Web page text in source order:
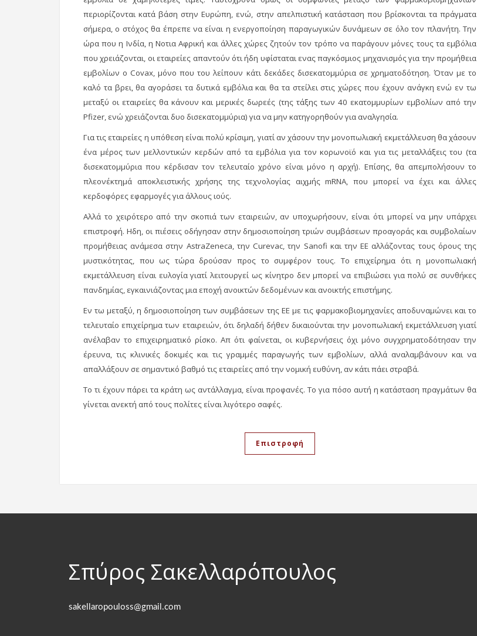
περιορίζονται κατά βάση στην Ευρώπη, ενώ, στην απελπιστική κατάσταση που βρίσκονται τα πράγματα
σήμερα, ο στόχος θα έπρεπε να είναι η ενεργοποίηση παραγωγικών δυνάμεων σε όλο τον πλανήτη. Την
ώρα που η Ινδία, η Νοτια Αφρική και άλλες χώρες ζητούν τον τρόπο να παράγουν μόνες τους τα εμβόλια
που χρειάζονται, οι εταιρείες απαντούν ότι ήδη υφίσταται ενας παγκόσμιος μηχανισμός για την προμήθεια
εμβολίων ο Covax, μόνο που του λείπουν κάτι δεκάδες δισεκατομμύρια σε χρηματοδότηση. Όταν με το
καλό τα βρει, θα αγοράσει τα δυτικά εμβόλια και θα τα στείλει στις χώρες που έχουν ανάγκη ενώ εν τω
μεταξύ οι εταιρείες θα κάνουν και μερικές δωρεές (της τάξης των 40 εκατομμυρίων εμβολίων από την
Pfizer, ενώ χρειάζονται δυο δισεκατομμύρια) για να μην κατηγορηθούν για αναλγησία.
Για τις εταιρείες η υπόθεση είναι πολύ κρίσιμη, γιατί αν χάσουν την μονοπωλιακή εκμετάλλευση θα χάσουν
ένα μέρος των μελλοντικών κερδών από τα εμβόλια για τον κορωνοϊό και για τις μεταλλάξεις του (τα
δισεκατομμύρια που κέρδισαν τον τελευταίο χρόνο είναι μόνο η αρχή). Επίσης, θα απεμπολήσουν το
πλεονέκτημά αποκλειστικής χρήσης της τεχνολογίας αιχμής mRNA, που μπορεί να έχει και άλλες
κερδοφόρες εφαρμογές για άλλους ιούς.
Αλλά το χειρότερο από την σκοπιά των εταιρειών, αν υποχωρήσουν, είναι ότι μπορεί να μην υπάρχει
επιστροφή. Ηδη, οι πιέσεις οδήγησαν στην δημοσιοποίηση τριών συμβάσεων προαγοράς και συμβολαίων
προμήθειας ανάμεσα στην AstraZeneca, την Curevac, την Sanofi και την ΕΕ αλλάζοντας τους όρους της
μυστικότητας, που ως τώρα δρούσαν προς το συμφέρον τους. Το επιχείρημα ότι η μονοπωλιακή
εκμετάλλευση είναι ευλογία γιατί λειτουργεί ως κίνητρο δεν μπορεί να επιβιώσει για πολύ σε συνθήκες
πανδημίας, εγκαινιάζοντας μια εποχή ανοικτών δεδομένων και ανοικτής επιστήμης.
Εν τω μεταξύ, η δημοσιοποίηση των συμβάσεων της ΕΕ με τις φαρμακοβιομηχανίες αποδυναμώνει και το
τελευταίο επιχείρημα των εταιρειών, ότι δηλαδή δήθεν δικαιούνται την μονοπωλιακή εκμετάλλευση γιατί
ανέλαβαν το επιχειρηματικό ρίσκο. Απ ότι φαίνεται, οι κυβερνήσεις όχι μόνο συγχρηματοδότησαν την
έρευνα, τις κλινικές δοκιμές και τις γραμμές παραγωγής των εμβολίων, αλλά αναλαμβάνουν και να
απαλλάξουν σε σημαντικό βαθμό τις εταιρείες από την νομική ευθύνη, αν κάτι πάει στραβά.
Το τι έχουν πάρει τα κράτη ως αντάλλαγμα, είναι προφανές. Το για πόσο αυτή η κατάσταση πραγμάτων θα
γίνεται ανεκτή από τους πολίτες είναι λιγότερο σαφές.
Επιστροφή
Σπύρος Σακελλαρόπουλος